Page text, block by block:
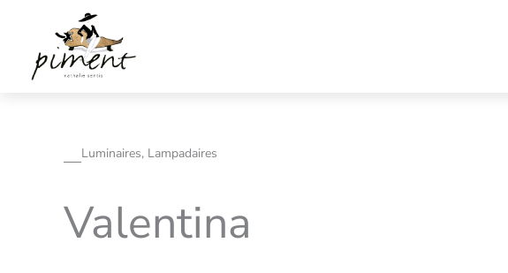
contenu
Luminaires, Lampadaires
Valentina